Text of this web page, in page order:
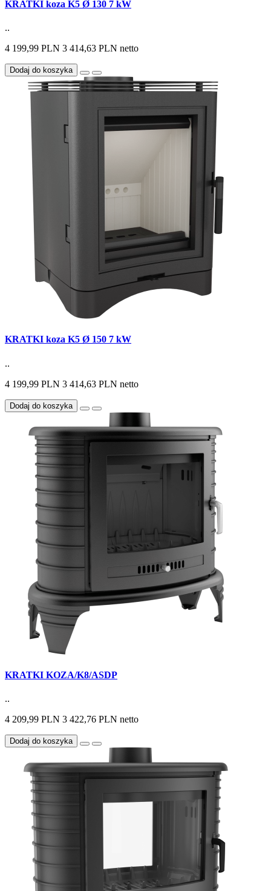
KRATKI koza K5 Ø 130 7 kW
..
4 199,99 PLN 3 414,63 PLN netto
Dodaj do koszyka
KRATKI koza K5 Ø 150 7 kW
..
4 199,99 PLN 3 414,63 PLN netto
Dodaj do koszyka
KRATKI KOZA/K8/ASDP
..
4 209,99 PLN 3 422,76 PLN netto
Dodaj do koszyka